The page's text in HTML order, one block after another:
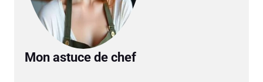
Mon astuce de chef